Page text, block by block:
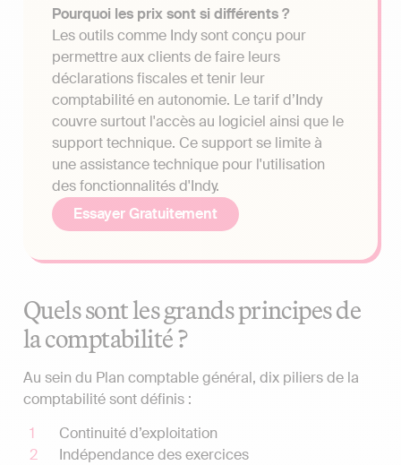
Pourquoi les prix sont si différents ?
Les outils comme Indy sont conçu pour
permettre aux clients de faire leurs
déclarations fiscales et tenir leur
comptabilité en autonomie. Le tarif d’Indy
couvre surtout l'accès au logiciel ainsi que le
support technique. Ce support se limite à
une assistance technique pour l'utilisation
des fonctionnalités d'Indy.
Essayer Gratuitement
Quels sont les grands principes de
la comptabilité ?
Au sein du Plan comptable général, dix piliers de la
comptabilité sont définis :
Continuité d’exploitation
Indépendance des exercices